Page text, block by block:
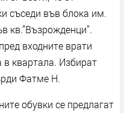
съседи във блока им.
кв.”Възрожденци”.
входните врати
в квартала. Избират
Фатме Н.
обувки се предлагат